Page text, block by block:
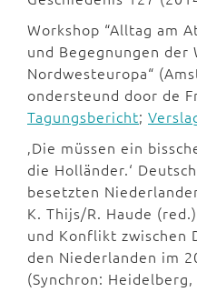
Workshop “Alltag am
und Begegnungen der
Nordwesteuropa“
ondersteund door de
Tagungsbericht;
‚Die müssen ein
die Holländer.‘
besetzten
K. Thijs/R. Haude
und Konflikt zwischen
den Niederlanden im
(Synchron: